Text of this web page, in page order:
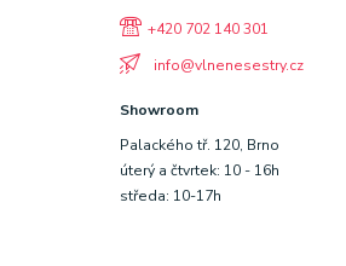
+420 702 140 301
info@vlnenesestry.cz
Showroom
Palackého tř. 120, Brno
úterý a čtvrtek: 10 - 16h
středa: 10-17h